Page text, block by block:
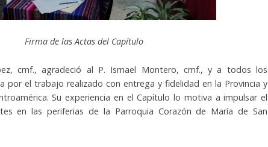
Firma de las Actas del Capítulo
cmf., agradeció al P. Ismael Montero, cmf., y a todos los
por el trabajo realizado con entrega y fidelidad en la Provincia y
Su experiencia en el Capítulo lo motiva a impulsar el
en las periferias de la Parroquia Corazón de María de San